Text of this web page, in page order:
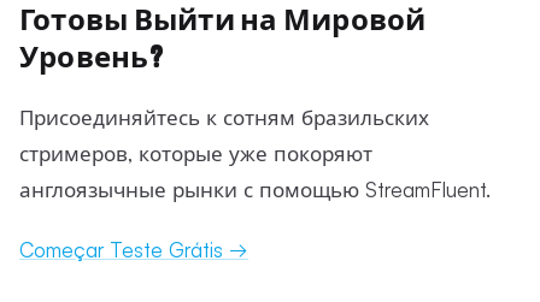
Готовы Выйти на Мировой
Уровень?
Присоединяйтесь к сотням бразильских
стримеров, которые уже покоряют
англоязычные рынки с помощью StreamFluent.
Começar Teste Grátis →